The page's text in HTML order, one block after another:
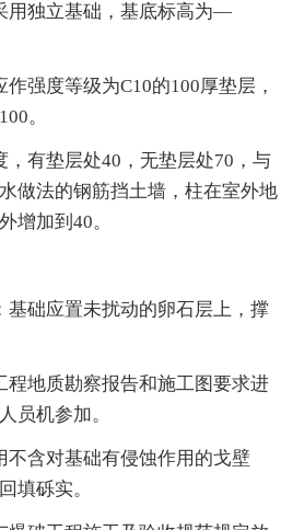
用独立基础，基底标高为—
强度等级为C10的100厚垫层，
。
，有垫层处40，无垫层处70，与
做法的钢筋挡土墙，柱在室外地
增加到40。
基础应置未扰动的卵石层上，撑
程地质勘察报告和施工图要求进
员机参加。
不含对基础有侵蚀作用的戈壁
填砾实。